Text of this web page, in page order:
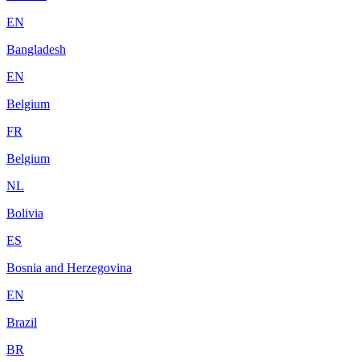
EN
Bangladesh
EN
Belgium
FR
Belgium
NL
Bolivia
ES
Bosnia and Herzegovina
EN
Brazil
BR